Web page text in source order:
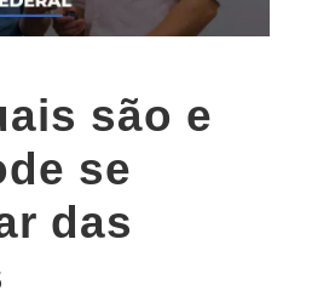
são e
se
das